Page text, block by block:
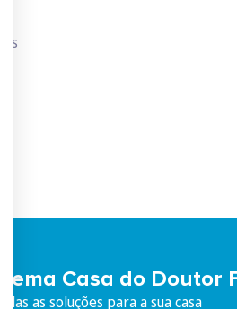
estatística
marketing e personalização
Casa do Doutor
as soluções para a sua casa